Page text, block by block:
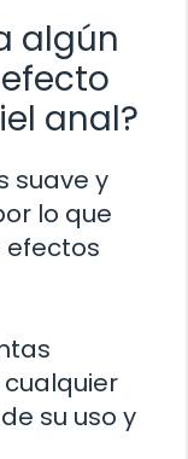
algún
anal?
suave y
lo que
efectos
su uso y